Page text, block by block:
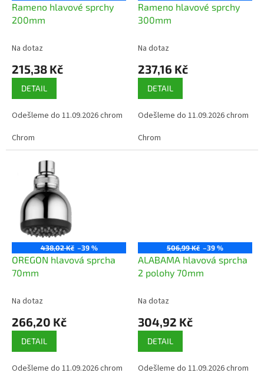
Rameno hlavové sprchy
200mm
Na dotaz
215,38 Kč
DETAIL
Odešleme do 11.09.2026 chrom
Chrom
Rameno hlavové sprchy
300mm
Na dotaz
237,16 Kč
DETAIL
Odešleme do 11.09.2026 chrom
Chrom
438,02 Kč –39 %
OREGON hlavová sprcha
70mm
Na dotaz
266,20 Kč
DETAIL
Odešleme do 11.09.2026 chrom
506,99 Kč –39 %
ALABAMA hlavová sprcha
2 polohy 70mm
Na dotaz
304,92 Kč
DETAIL
Odešleme do 11.09.2026 chrom